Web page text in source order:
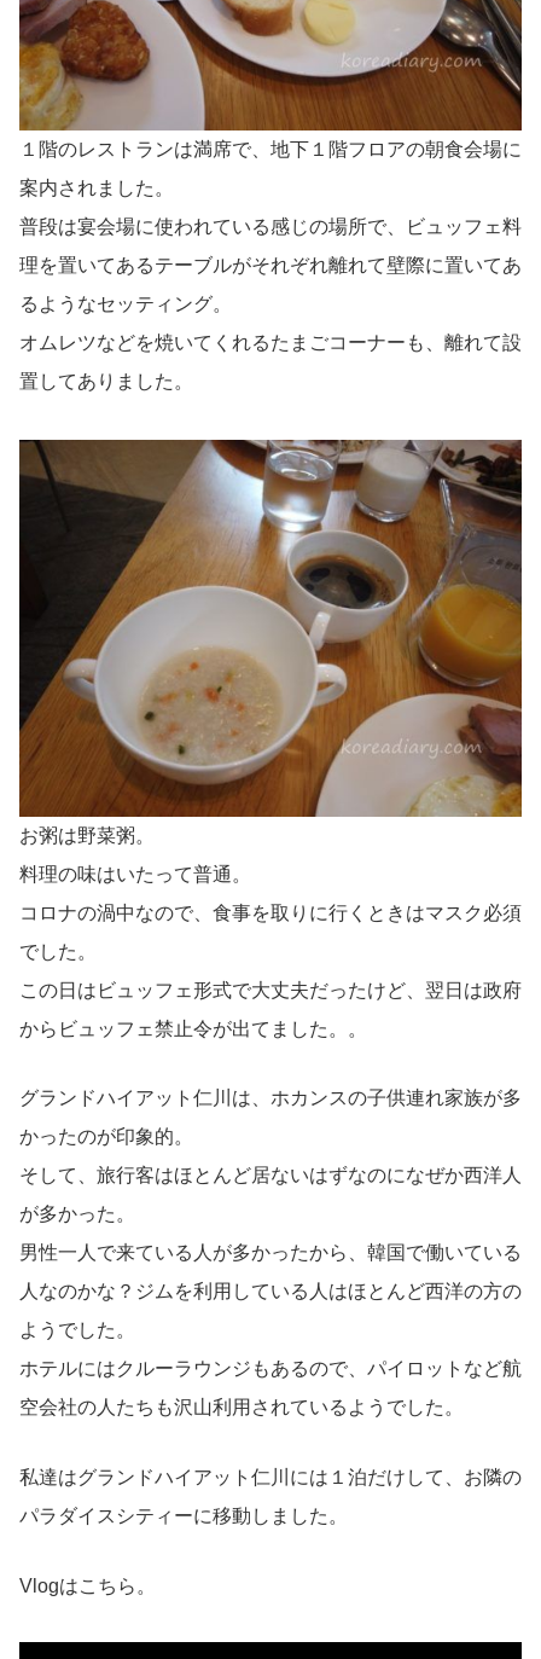
１階のレストランは満席で、地下１階フロアの朝食会場に
案内されました。
普段は宴会場に使われている感じの場所で、ビュッフェ料
理を置いてあるテーブルがそれぞれ離れて壁際に置いてあ
るようなセッティング。
オムレツなどを焼いてくれるたまごコーナーも、離れて設
置してありました。
お粥は野菜粥。
料理の味はいたって普通。
コロナの渦中なので、食事を取りに行くときはマスク必須
でした。
この日はビュッフェ形式で大丈夫だったけど、翌日は政府
からビュッフェ禁止令が出てました。。
グランドハイアット仁川は、ホカンスの子供連れ家族が多
かったのが印象的。
そして、旅行客はほとんど居ないはずなのになぜか西洋人
が多かった。
男性一人で来ている人が多かったから、韓国で働いている
人なのかな？ジムを利用している人はほとんど西洋の方の
ようでした。
ホテルにはクルーラウンジもあるので、パイロットなど航
空会社の人たちも沢山利用されているようでした。
私達はグランドハイアット仁川には１泊だけして、お隣の
パラダイスシティーに移動しました。
Vlogはこちら。